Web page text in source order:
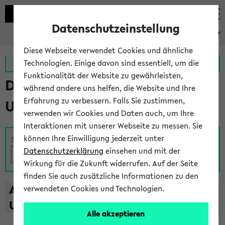
eKVV
Zur MeineUni App Zum MeineUni Portal
Das Lehrangebot der
Universität Bielefeld
Suche
A B C D E F G H I J K L M N O
U
V W X Y
Z
Datenschutzeinstellung
Diese Webseite verwendet Cookies und ähnliche
Technologien. Einige davon sind essentiell, um die
Funktionalität der Website zu gewährleisten,
während andere uns helfen, die Website und Ihre
Erfahrung zu verbessern. Falls Sie zustimmen,
verwenden wir Cookies und Daten auch, um Ihre
Interaktionen mit unserer Webseite zu messen. Sie
können Ihre Einwilligung jederzeit unter
Datenschutzerklärung einsehen und mit der
Wirkung für die Zukunft widerrufen. Auf der Seite
finden Sie auch zusätzliche Informationen zu den
verwendeten Cookies und Technologien.
Alle akzeptieren